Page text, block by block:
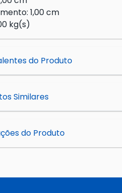
1,00 cm
kg(s)
do Produto
Similares
do Produto